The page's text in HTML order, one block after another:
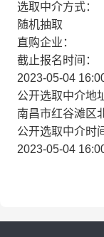
选取中介方式：
随机抽取
直购企业：
截止报名时间：
2023-05-04
公开选取中介地
南昌市红谷滩区
公开选取中介时
2023-05-04